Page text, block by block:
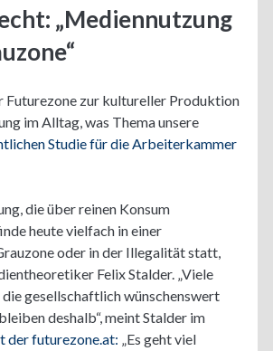
„Mediennutzung
Futurezone zur kultureller Produktion
im Alltag, was Thema unsere
Studie für die Arbeiterkammer
die über reinen Konsum
heute vielfach in einer
oder in der Illegalität statt,
Felix Stalder. „Viele
die gesellschaftlich wünschenswert
deshalb“, meint Stalder im
der futurezone.at: „Es geht viel